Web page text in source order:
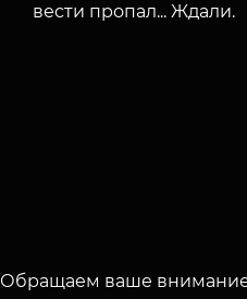
вести пропал... Ждали.
Обращаем ваше внимание